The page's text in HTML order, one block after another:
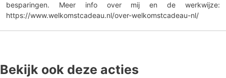
besparingen. Meer info over mij en de werkwijze:
https://www.welkomstcadeau.nl/over-welkomstcadeau-nl/
Bekijk ook deze acties